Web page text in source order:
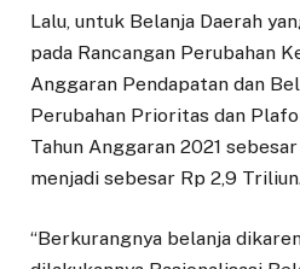
Lalu, untuk Belanja Daerah
pada Rancangan Perubahan
Anggaran Pendapatan dan
Perubahan Prioritas dan
Tahun Anggaran 2021
menjadi sebesar Rp 2,9
“Berkurangnya belanja